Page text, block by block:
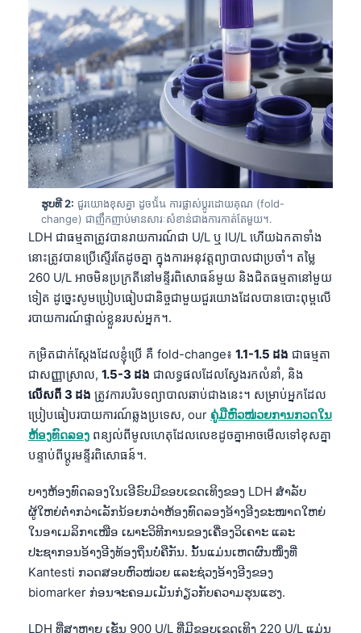
ຮູບທີ 2: ជួរយោងខុសគ្នា ដូចนั้น ការផ្លាស់ប្តូរដោយគុណ (fold-
change) ជាញឹកញាប់មានសារៈសំខាន់ជាងការកាត់តែមួយ។.
LDH ជាធម្មតាត្រូវបានរាយការណ៍ជា U/L ឬ IU/L ហើយឯកតាទាំង
នោះត្រូវបានប្រើស្ទើរតែដូចគ្នា ក្នុងការអនុវត្តព្យាបាលជាប្រចាំ។ តម្លៃ
260 U/L អាចមិនប្រក្រតីនៅមន្ទីរពិសោធន៍មួយ និងជិតធម្មតានៅមួយ
ទៀត ដូច្នេះសូមប្រៀបធៀបជានិច្ចជាមួយជួរយោងដែលបានបោះពុម្ពលើ
របាយការណ៍ផ្ទាល់ខ្លួនរបស់អ្នក។.
កម្រិតជាក់ស្តែងដែលខ្ញុំប្រើ គឺ fold-change៖ 1.1-1.5 ដង ជាធម្មតា
ជាសញ្ញាស្រាល, 1.5-3 ដង ជាលទ្ធផលដែលស្វែងរកលំនាំ, និង
លើសពី 3 ដង ត្រូវការបរិបទព្យាបាលឆាប់ជាងនេះ។ សម្រាប់អ្នកដែល
ប្រៀបធៀបរបាយការណ៍ឆ្លងប្រទេស, our ຄູ່ມືຫົວໜ່ວຍການກວດໃນ
ຫ້ອງທົດລອງ ពន្យល់ពីមូលហេតុដែលលេខដូចគ្នាអាចមើលទៅខុសគ្នា
បន្ទាប់ពីប្តូរមន្ទីរពិសោធន៍។.
ບາງຫ້ອງທົດລອງໃນເອີຣົບມີຂອບເຂດເທິງຂອງ LDH ສຳລັບ
ຜູ້ໃຫຍ່ຕ່ຳກວ່າເລັກນ້ອຍກວ່າຫ້ອງທົດລອງອ້າງອີງຂະໜາດໃຫຍ່
ໃນອາເມລິກາເໜືອ ເພາະວິທີການຂອງເຄື່ອງວິເຄາະ ແລະ
ປະຊາກອນອ້າງອີງທ້ອງຖິ່ນບໍ່ຄືກັນ. ນັ້ນແມ່ນເຫດຜົນໜຶ່ງທີ່
Kantesti ກວດສອບຫົວໜ່ວຍ ແລະຊ່ວງອ້າງອີງຂອງ
biomarker ກ່ອນຈະຄອມເມັນກ່ຽວກັບຄວາມຮຸນແຮງ.
LDH ທີ່ສູງຫຼາຍ ເຊັ່ນ 900 U/L ທີ່ມີຂອບເຂດເທິງ 220 U/L ແມ່ນ